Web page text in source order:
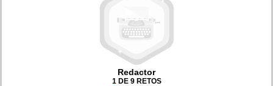
Redactor
1 DE 9 RETOS